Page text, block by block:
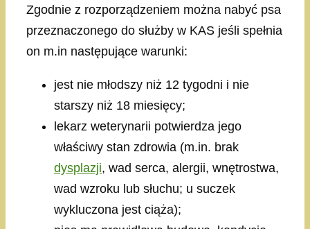
Zgodnie z rozporządzeniem można nabyć psa
przeznaczonego do służby w KAS jeśli spełnia
on m.in następujące warunki:
jest nie młodszy niż 12 tygodni i nie
starszy niż 18 miesięcy;
lekarz weterynarii potwierdza jego
właściwy stan zdrowia (m.in. brak
dysplazji, wad serca, alergii, wnętrostwa,
wad wzroku lub słuchu; u suczek
wykluczona jest ciąża);